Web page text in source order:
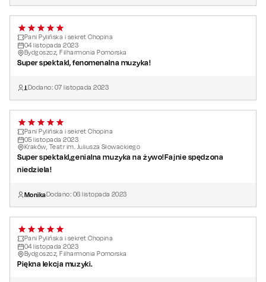
Pani Pylińska i sekret Chopina
04listopada 2023
Bydgoszcz, Filharmonia Pomorska
Super spektakl, fenomenalna muzyka!
J.Dodano: 07 listopada 2023
Pani Pylińska i sekret Chopina
05 listopada 2023
Kraków, Teatr im. Juliusza Słowackiego
Super spektakl,genialna muzyka na żywo!Fajnie spędzona
niedziela!
MonikaDodano: 06 listopada 2023
Pani Pylińska i sekret Chopina
04listopada 2023
Bydgoszcz, Filharmonia Pomorska
Piękna lekcja muzyki.